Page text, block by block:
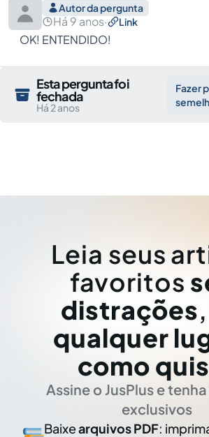
Autor da pergunta
Há 9 anos· Link
OK! ENTENDIDO!
Esta pergunta foi
fechada
Há 2 anos
Fazer
Leia seus
favoritos
distrações
qualquer
como
Assine o JusPlus e
exclusivos
Baixearquivos PDF: